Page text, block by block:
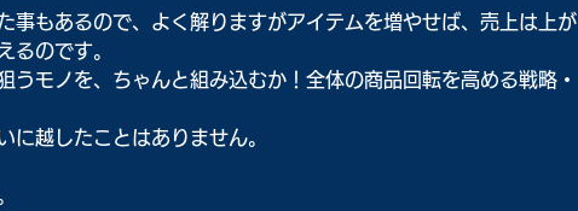
事もあるので、よく解りますがアイテムを増やせば、売上は上が
るのです。
うモノを、ちゃんと組み込むか！全体の商品回転を高める戦略・
に越したことはありません。